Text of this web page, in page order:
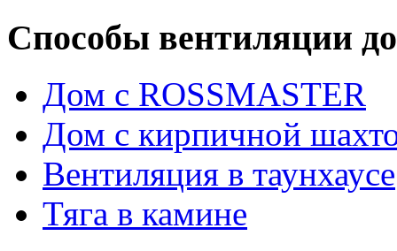
Способы вентиляции
Дом с ROSSMASTER
Дом с кирпичной
Вентиляция в таунхауce
Тяга в камине